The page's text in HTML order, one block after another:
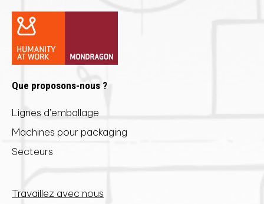
Que proposons-nous ?
Lignes d’emballage
Machines pour packaging
Secteurs
Travaillez avec nous